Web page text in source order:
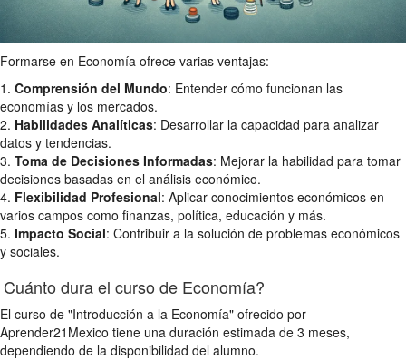
Formarse en Economía ofrece varias ventajas:
1. Comprensión del Mundo: Entender cómo funcionan las
economías y los mercados.
2. Habilidades Analíticas: Desarrollar la capacidad para analizar
datos y tendencias.
3. Toma de Decisiones Informadas: Mejorar la habilidad para tomar
decisiones basadas en el análisis económico.
4. Flexibilidad Profesional: Aplicar conocimientos económicos en
varios campos como finanzas, política, educación y más.
5. Impacto Social: Contribuir a la solución de problemas económicos
y sociales.
Cuánto dura el curso de Economía?
El curso de "Introducción a la Economía" ofrecido por
Aprender21Mexico tiene una duración estimada de 3 meses,
dependiendo de la disponibilidad del alumno.